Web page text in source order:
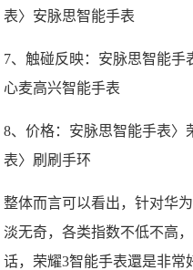
表〉安脉思智能手表
7、触碰反映：安脉思智能手
心麦高兴智能手表
8、价格：安脉思智能手表〉
表〉刷刷手环
整体而言可以看出，针对华
淡无奇，各类指数不低不高
话，荣耀3智能手表還是非常